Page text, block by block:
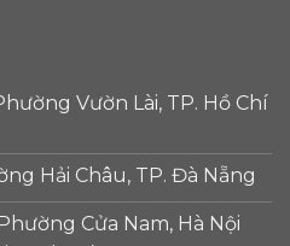
Vườn Lài, TP. Hồ Chí
Hải Châu, TP. Đà Nẵng
Cửa Nam, Hà Nội